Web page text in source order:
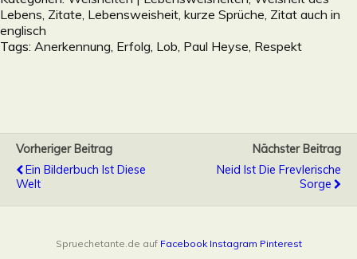
Lebens, Zitate, Lebensweisheit, kurze Sprüche, Zitat auch in
englisch
Tags: Anerkennung Erfolg Lob Paul Heyse Respekt
Vorheriger Beitrag
Ein Bilderbuch Ist Diese
Welt
Nächster Beitrag
Neid Ist Die Frevlerische
Sorge
Spruechetante.de auf Facebook Instagram Pinterest